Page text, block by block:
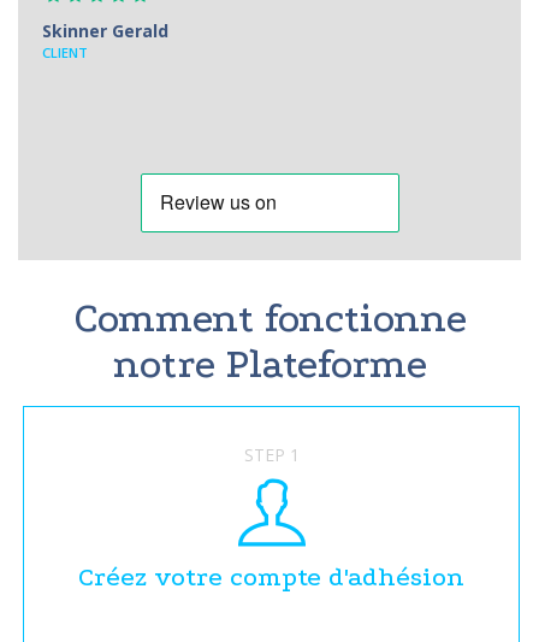
Skinner Gerald
CLIENT
Comment fonctionne
notre Plateforme
STEP 1
Créez votre compte d'adhésion